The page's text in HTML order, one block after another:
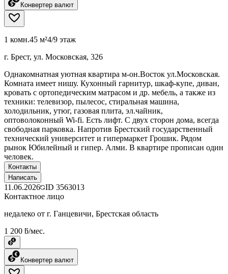
Конвертер валют
1 комн.45 м²4/9 этаж
г. Брест, ул. Московская, 326
Однакомнатная уютная квартира м-он.Восток ул.Московская.
Комната имеет нишу. Кухонный гарнитур, шкаф-купе, диван,
кровать с ортопедическим матрасом и др. мебель, а также из
техники: телевизор, пылесос, стиральная машина,
холодильник, утюг, газовая плита, эл.чайник,
оптоволоконный Wi-fi. Есть лифт. С двух сторон дома, всегда
свободная парковка. Напротив Брестский государственный
технический университет и гипермаркет Грошик. Рядом
рынок Юбилейный и гипер. Алми. В квартире прописан один
человек.
Контакты
Написать
11.06.2026 ID 3563013
Контактное лицо
недалеко от г. Ганцевичи, Брестская область
1 200 ƃ/мес.
Конвертер валют